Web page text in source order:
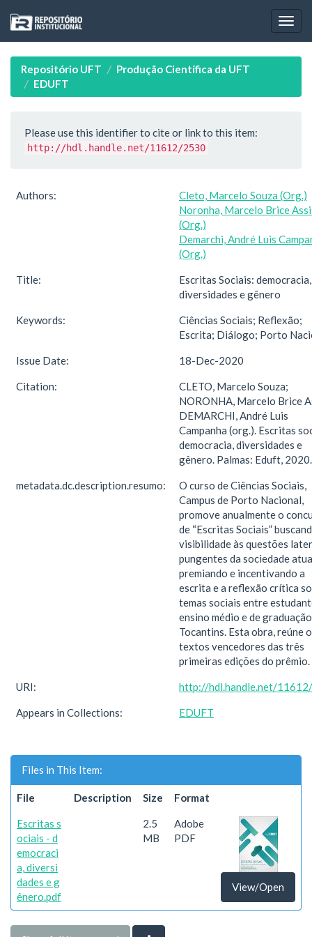
navigation
Repositório UFT
Produção Científica da UFT
EDUFT
Please use this identifier to cite or link to this item:
http://hdl.handle.net/11612/2530
Authors:
Cleto, Marcelo Souza (Org.)
Noronha, Marcelo Brice
(Org.)
Demarchi, André Luis
(Org.)
Title:
Escritas Sociais: democracia,
diversidades e gênero
Keywords:
Ciências Sociais; Reflexão;
Escrita; Diálogo; Porto
Issue Date: 18-Dec-2020
Citation:
CLETO, Marcelo Souza;
NORONHA, Marcelo Brice
DEMARCHI, André Luis
Campanha (org.). Escritas
democracia, diversidades e
gênero. Palmas: Eduft,
metadata.dc.description.resumo:
O curso de Ciências Sociais,
Campus de Porto Nacional,
promove anualmente o
de “Escritas Sociais”
visibilidade às questões
pungentes da sociedade
premiando e incentivando a
escrita e a reflexão crítica
temas sociais entre
ensino médio e de
Tocantins. Esta obra, reúne
textos vencedores das três
primeiras edições do prêmio.
URI: http://hdl.handle.net/
Appears in Collections: EDUFT
Files in This Item:
File Description Size Format
Escritas s
ociais - d
emocraci
a, diversi
dades e g
ênero.pdf
2.5
MB
Adobe
PDF
View/Open